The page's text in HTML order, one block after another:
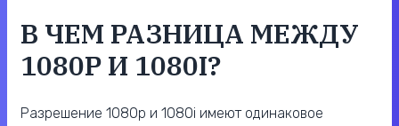
В ЧЕМ РАЗНИЦА МЕЖДУ
1080P И 1080I?
Разрешение 1080p и 1080i имеют одинаковое